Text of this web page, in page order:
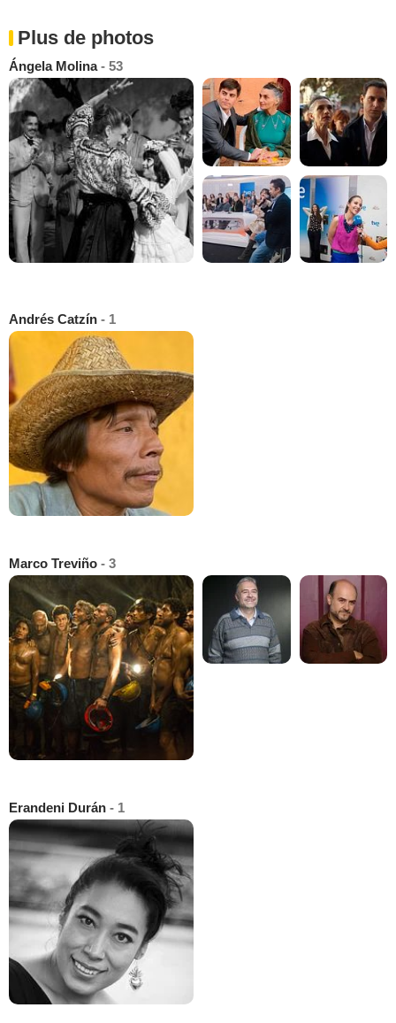
Plus de photos
Ángela Molina- 53
Andrés Catzín - 1
Marco Treviño - 3
Erandeni Durán - 1